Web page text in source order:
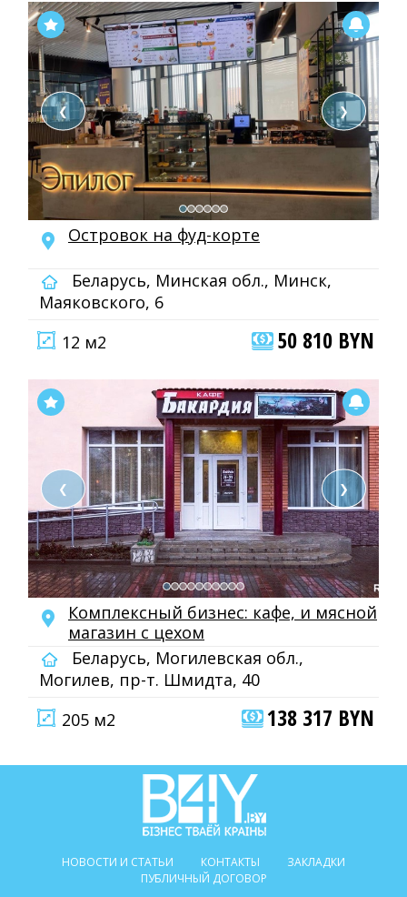
❮ ❯
Островок на фуд-корте
Беларусь, Минская обл., Минск,
Маяковского, 6
12 м2
50 810 BYN
❮ ❯
Комплексный бизнес: кафе, и мясной
магазин с цехом
Беларусь, Могилевская обл.,
Могилев, пр-т. Шмидта, 40
205 м2
138 317 BYN
НОВОСТИ И СТАТЬИ КОНТАКТЫ
ЗАКЛАДКИ
ПУБЛИЧНЫЙ ДОГОВОР